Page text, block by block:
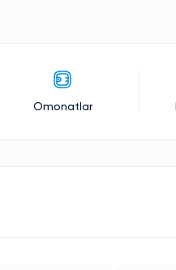
Omonatlar